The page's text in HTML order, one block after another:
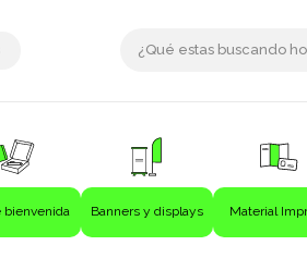
bienvenida Banners y displays Material